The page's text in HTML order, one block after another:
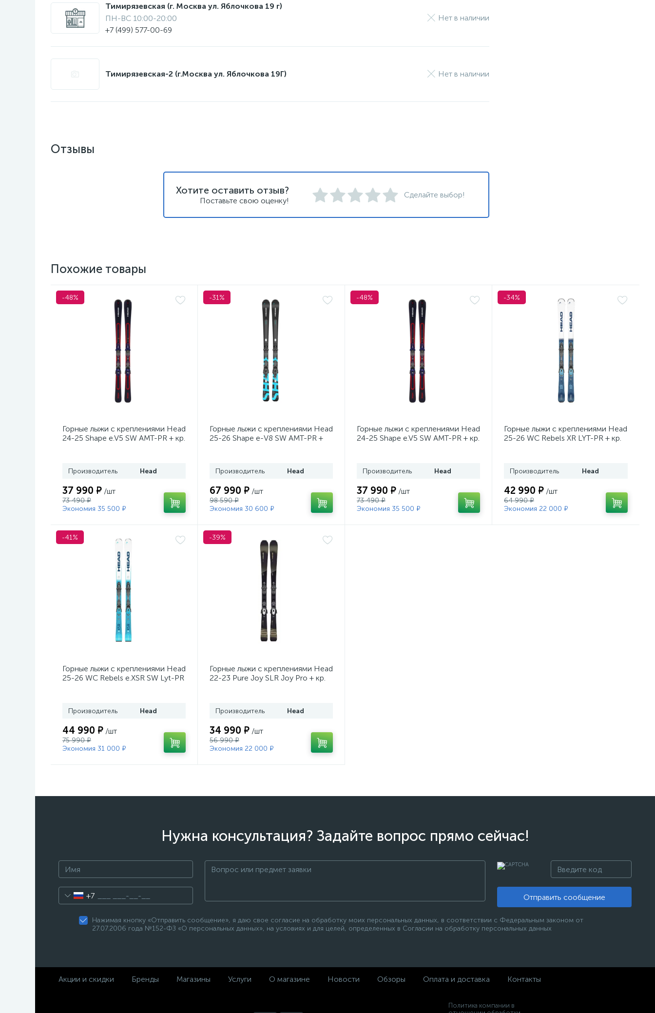
Тимирязевская (г. Москва ул. Яблочкова 19 г)
ПН-ВС 10:00-20:00
+7 (499) 577-00-69
Нет в наличии
Тимирязевская-2 (г.Москва ул. Яблочкова 19Г) Нет в наличии
Отзывы
Хотите оставить отзыв?
Поставьте свою оценку!
Сделайте выбор!
Похожие товары
-48%
Горные лыжи с креплениями Head
24-25 Shape e.V5 SW AMT-PR + кр.
Производитель Head
37 990 ₽ /шт
73 490 ₽
Экономия 35 500 ₽
-31%
Горные лыжи с креплениями Head
25-26 Shape e-V8 SW AMT-PR +
Производитель Head
67 990 ₽ /шт
98 590 ₽
Экономия 30 600 ₽
-48%
Горные лыжи с креплениями Head
24-25 Shape e.V5 SW AMT-PR + кр.
Производитель Head
37 990 ₽ /шт
73 490 ₽
Экономия 35 500 ₽
-34%
Горные лыжи с креплениями Head
25-26 WC Rebels XR LYT-PR + кр.
Производитель Head
42 990 ₽ /шт
64 990 ₽
Экономия 22 000 ₽
-41%
Горные лыжи с креплениями Head
25-26 WC Rebels e.XSR SW Lyt-PR
Производитель Head
44 990 ₽ /шт
75 990 ₽
Экономия 31 000 ₽
-39%
Горные лыжи с креплениями Head
22-23 Pure Joy SLR Joy Pro + кр.
Производитель Head
34 990 ₽ /шт
56 990 ₽
Экономия 22 000 ₽
Нужна консультация? Задайте вопрос прямо сейчас!
+7 Отправить сообщение
Нажимая кнопку «Отправить сообщение», я даю свое согласие на обработку моих персональных данных, в соответствии с Федеральным законом от
27.07.2006 года №152-ФЗ «О персональных данных», на условиях и для целей, определенных в Согласии на обработку персональных данных
Акции и скидки Бренды Магазины Услуги О магазине Новости Обзоры Оплата и доставка Контакты
Политика компании в